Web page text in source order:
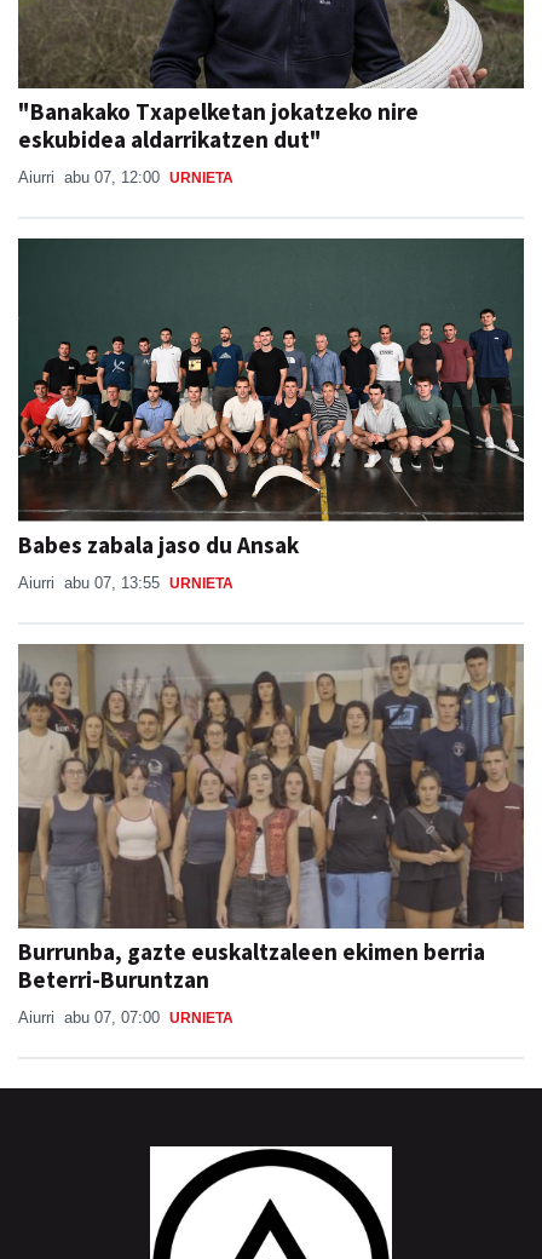
"Banakako Txapelketan jokatzeko nire
eskubidea aldarrikatzen dut"
Aiurri abu 07, 12:00 URNIETA
Babes zabala jaso du Ansak
Aiurri abu 07, 13:55 URNIETA
Burrunba, gazte euskaltzaleen ekimen berria
Beterri-Buruntzan
Aiurri abu 07, 07:00 URNIETA